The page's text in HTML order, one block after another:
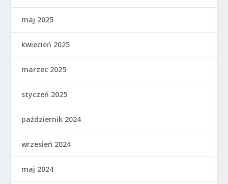
maj 2025
kwiecień 2025
marzec 2025
styczeń 2025
październik 2024
wrzesień 2024
maj 2024